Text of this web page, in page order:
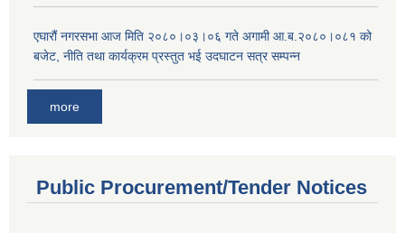
एघारौं नगरसभा आज मिति २०८०।०३।०६ गते अगामी आ.ब.२०८०।०८१ को
बजेट, नीति तथा कार्यक्रम प्रस्तुत भई उदघाटन सत्र सम्पन्न
more
Public Procurement/Tender Notices